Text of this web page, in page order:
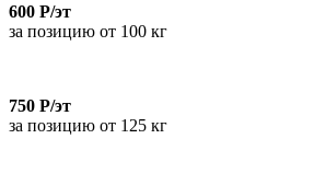
600 Р/эт
за позицию от 100 кг
750 Р/эт
за позицию от 125 кг